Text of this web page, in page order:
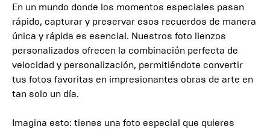
En un mundo donde los momentos especiales pasan
rápido, capturar y preservar esos recuerdos de manera
única y rápida es esencial. Nuestros foto lienzos
personalizados ofrecen la combinación perfecta de
velocidad y personalización, permitiéndote convertir
tus fotos favoritas en impresionantes obras de arte en
tan solo un día.
Imagina esto: tienes una foto especial que quieres